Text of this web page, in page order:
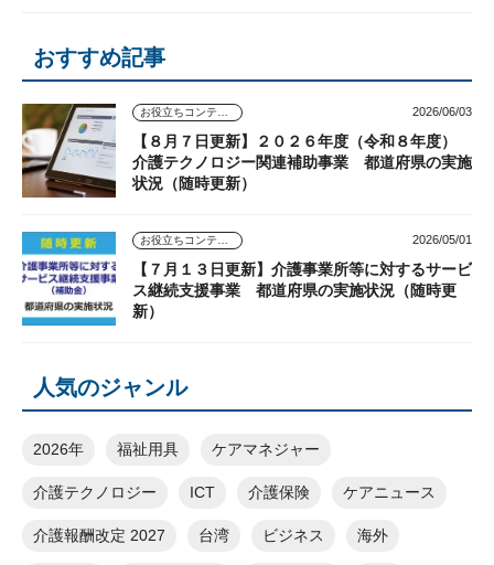
おすすめ記事
2026/06/03
【８月７日更新】２０２６年度（令和８年度）
介護テクノロジー関連補助事業 都道府県の実施
状況（随時更新）
2026/05/01
【７月１３日更新】介護事業所等に対するサービ
ス継続支援事業 都道府県の実施状況（随時更
新）
人気のジャンル
2026年 福祉用具 ケアマネジャー
介護テクノロジー ICT 介護保険 ケアニュース
介護報酬改定 2027 台湾 ビジネス 海外